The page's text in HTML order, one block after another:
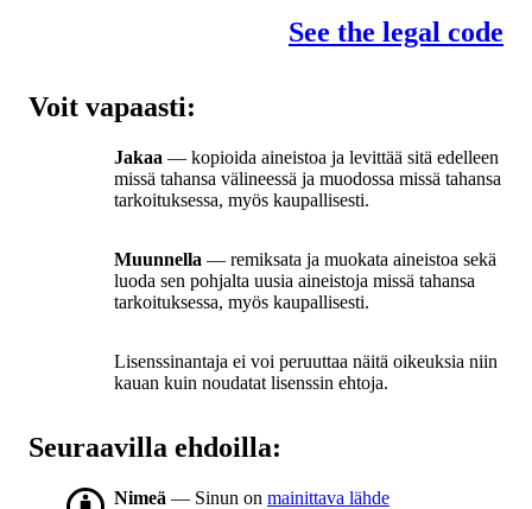
See the legal code
Voit vapaasti:
Jakaa — kopioida aineistoa ja levittää sitä edelleen
missä tahansa välineessä ja muodossa missä tahansa
tarkoituksessa, myös kaupallisesti.
Muunnella — remiksata ja muokata aineistoa sekä
luoda sen pohjalta uusia aineistoja missä tahansa
tarkoituksessa, myös kaupallisesti.
Lisenssinantaja ei voi peruuttaa näitä oikeuksia niin
kauan kuin noudatat lisenssin ehtoja.
Seuraavilla ehdoilla:
Nimeä — Sinun on mainittava lähde